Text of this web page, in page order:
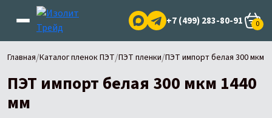
+7 (499) 283-80-91 0
Главная/Каталог пленок ПЭТ/ПЭТ пленки/ПЭТ импорт белая 300 мкм
ПЭТ импорт белая 300 мкм 1440
мм